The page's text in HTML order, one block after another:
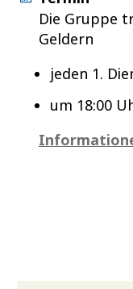
Die Gruppe
Geldern
jeden 1.
um 18:00